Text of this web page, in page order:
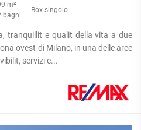
m²
bagni
Box singolo
tranquillit e qualit della vita a due
ovest di Milano, in una delle aree
servizi e...